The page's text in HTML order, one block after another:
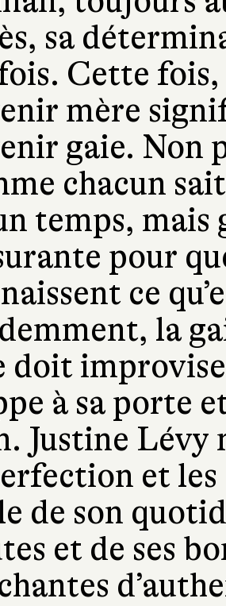
sa
Cette fois,
mère
gaie. Non
chacun
temps,
pour
ce
la
doit
à sa porte
Justine Lévy
et les
de son
et de ses